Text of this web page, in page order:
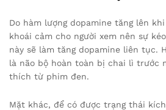
Do hàm lượng dopamine tăng lên
khoái cảm cho người xem nên sự
này sẽ làm tăng dopamine liên tục.
là não bộ hoàn toàn bị chai lì trước
thích từ phim đen.
Mặt khác, để có được trạng thái